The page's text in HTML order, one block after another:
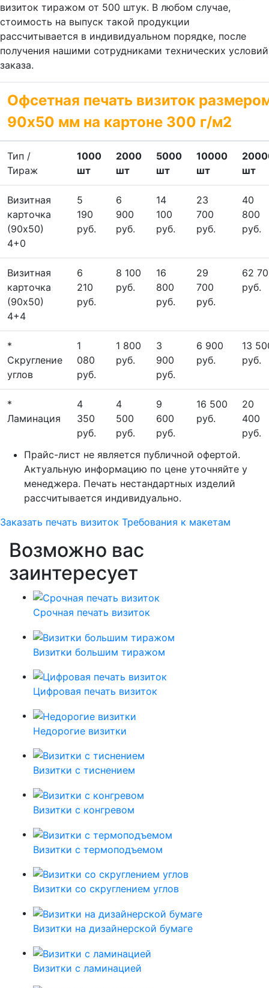
визиток тиражом от 500 штук. В любом случае,
стоимость на выпуск такой продукции
рассчитывается в индивидуальном порядке, после
получения нашими сотрудниками технических условий
заказа.
Офсетная печать визиток
90х50 мм на картоне 300 г/м2
Тип /
Тираж
1000
шт
2000
шт
5000
шт
10000
шт
шт
Визитная
карточка
(90х50)
4+0
5
190
руб.
6
900
руб.
14
100
руб.
23
700
руб.
40
800
руб.
Визитная
карточка
(90х50)
4+4
6
210
руб.
8 100
руб.
16
800
руб.
29
700
руб.
62
руб.
*
Скругление
углов
1
080
руб.
1 800
руб.
3
900
руб.
6 900
руб.
13
руб.
*
Ламинация
4
350
руб.
4
500
руб.
9
600
руб.
16 500
руб.
20
400
руб.
Прайс-лист не является публичной офертой.
Актуальную информацию по цене уточняйте у
менеджера. Печать нестандартных изделий
рассчитывается индивидуально.
Заказать печать визиток Требования к макетам
Возможно вас
заинтересует
Срочная печать визиток
Визитки большим тиражом
Цифровая печать визиток
Недорогие визитки
Визитки с тиснением
Визитки с конгревом
Визитки с термоподъемом
Визитки со скруглением углов
Визитки на дизайнерской бумаге
Визитки с ламинацией